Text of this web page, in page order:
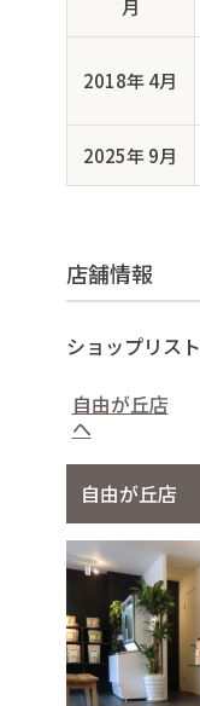
月
2018年 4月
2025年 9月
店舗情報
ショップリスト
自由が丘店
へ
自由が丘店